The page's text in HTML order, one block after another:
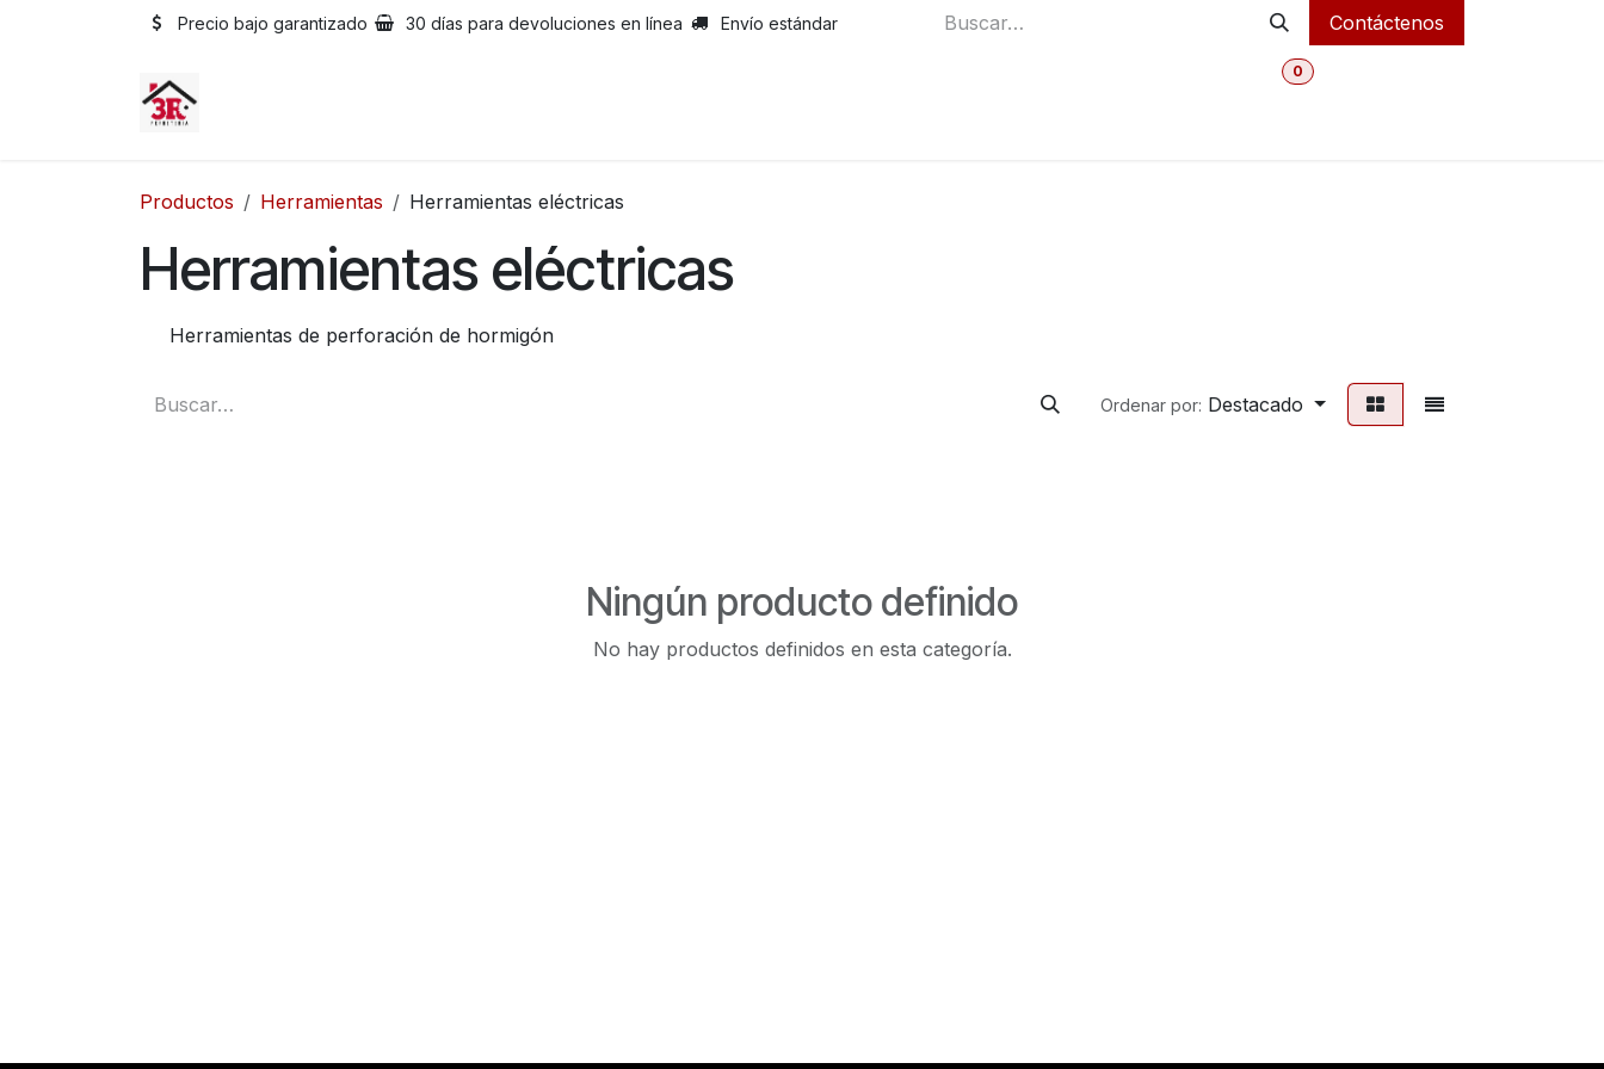
Precio bajo garantizado 30 días para devoluciones en línea Envío estándar Contáctenos
0
Productos Herramientas Herramientas eléctricas
Herramientas eléctricas
Herramientas de perforación de hormigón
Ordenar por: Destacado
Ningún producto definido
No hay productos definidos en esta categoría.